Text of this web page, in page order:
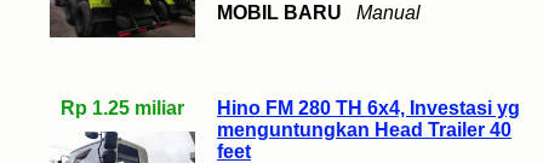
MOBIL BARU
Manual
Rp 1.25 miliar
Hino FM 280 TH 6x4, Investasi yg
menguntungkan Head Trailer 40
feet